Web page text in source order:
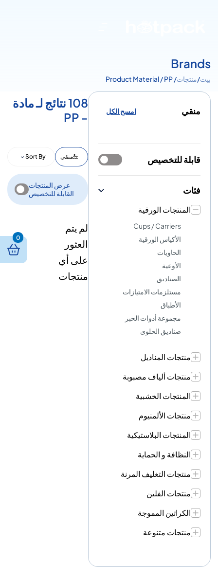
Brands
بيت/منتجات/ Product Material / PP
منقي امسح الكل
قابلة للتخصيص
فئات
المنتجات الورقية
Cups / Carriers
الأكياس الورقية
الحاويات
الأوعية
الصناديق
مستلزمات الامتيازات
الأطباق
مجموعة أدوات الخبز
صناديق الحلوى
منتجات المناديل
منتجات ألياف مصبوبة
المنتجات الخشبية
منتجات الألمنيوم
المنتجات البلاستيكية
النظافة و الحماية
منتجات التغليف المرنة
منتجات الفلين
الكراتين المموجة
منتجات متنوعة
108 نتائج لـ مادة
- PP
منقي Sort By
عرض المنتجات
القابلة للتخصيص
لم يتم
العثور
على أي
منتجات
0